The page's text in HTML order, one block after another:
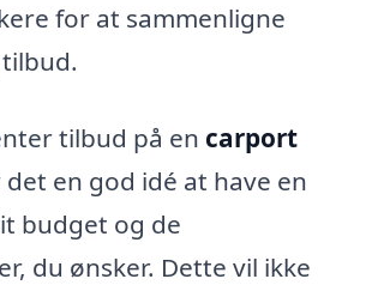
for at sammenligne
tilbud på en carport
det en god idé at have en
budget og de
du ønsker. Dette vil ikke